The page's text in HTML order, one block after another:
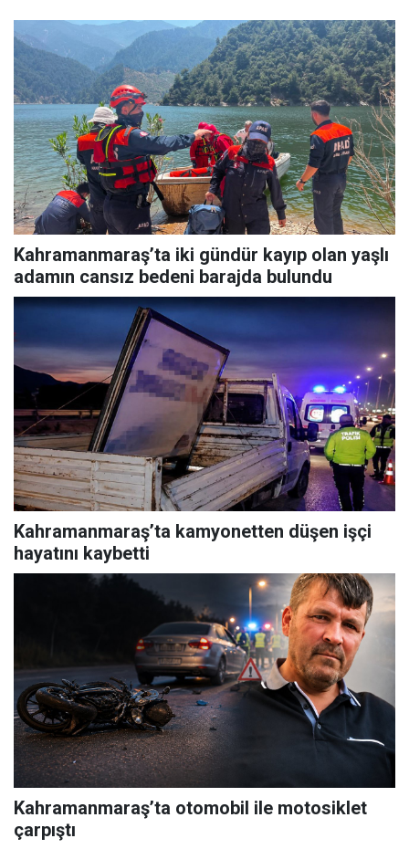
Kahramanmaraş’ta iki gündür kayıp olan yaşlı
adamın cansız bedeni barajda bulundu
Kahramanmaraş’ta kamyonetten düşen işçi
hayatını kaybetti
Kahramanmaraş’ta otomobil ile motosiklet
çarpıştı